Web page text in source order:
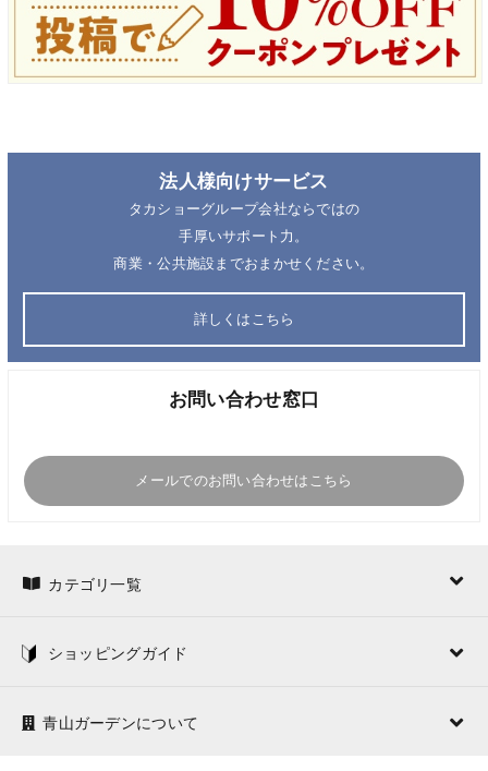
法人様向けサービス
タカショーグループ会社ならではの
手厚いサポート力。
商業・公共施設までおまかせください。
詳しくはこちら
お問い合わせ窓口
メールでのお問い合わせはこちら
カテゴリ一覧
ショッピングガイド
青山ガーデンについて